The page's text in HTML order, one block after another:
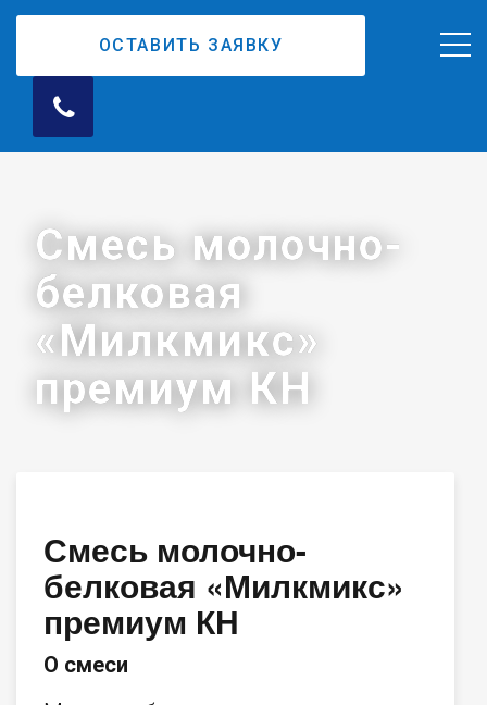
Смесь молочно-
белковая
«Милкмикс»
премиум КН
ОСТАВИТЬ ЗАЯВКУ
Смесь молочно-
белковая «Милкмикс»
премиум КН
О смеси